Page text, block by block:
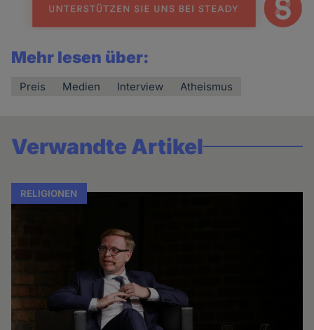
Mehr lesen über:
Preis Medien Interview Atheismus
Verwandte Artikel
RELIGIONEN